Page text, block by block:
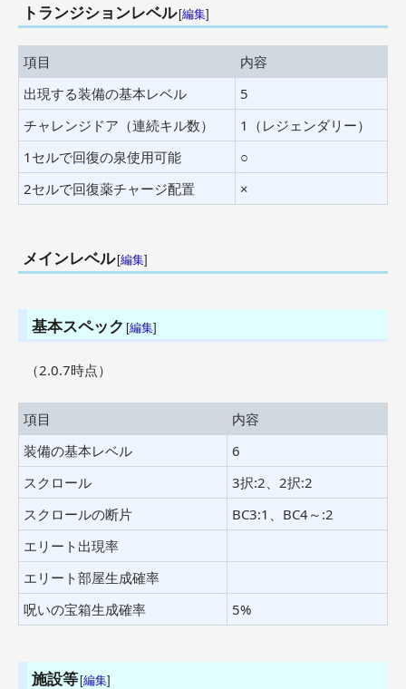
トランジションレベル [編集]
項目
内容
出現する装備の基本レベル
5
チャレンジドア（連続キル数）
1（レジェンダリー）
1セルで回復の泉使用可能
○
2セルで回復薬チャージ配置
×
メインレベル [編集]
基本スペック [編集]
（2.0.7時点）
項目
内容
装備の基本レベル
6
スクロール
3択:2、2択:2
スクロールの断片
BC3:1、BC4～:2
エリート出現率
エリート部屋生成確率
呪いの宝箱生成確率
5%
施設等 [編集]